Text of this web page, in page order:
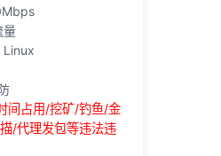
量
Linux
间占用/挖矿/钓鱼/金
/代理发包等违法违